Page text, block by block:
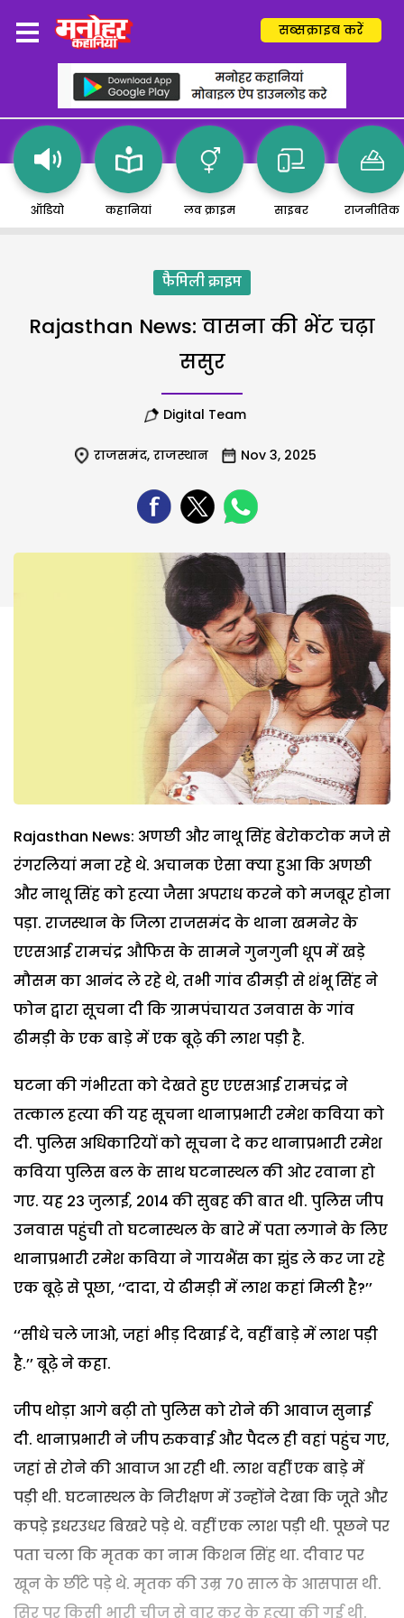
सब्सक्राइब करें
ऑडियो कहानियां लव क्राइम साइबर राजनीतिक
फैमिली क्राइम
Rajasthan News: वासना की भेंट चढ़ा
ससुर
Digital Team
राजसमंद, राजस्थान Nov 3, 2025
Rajasthan News: अणछी और नाथू सिंह बेरोकटोक मजे से
रंगरलियां मना रहे थे. अचानक ऐसा क्या हुआ कि अणछी
और नाथू सिंह को हत्या जैसा अपराध करने को मजबूर होना
पड़ा. राजस्थान के जिला राजसमंद के थाना खमनेर के
एएसआई रामचंद्र औफिस के सामने गुनगुनी धूप में खड़े
मौसम का आनंद ले रहे थे, तभी गांव ढीमड़ी से शंभू सिंह ने
फोन द्वारा सूचना दी कि ग्रामपंचायत उनवास के गांव
ढीमड़ी के एक बाड़े में एक बूढ़े की लाश पड़ी है.
घटना की गंभीरता को देखते हुए एएसआई रामचंद्र ने
तत्काल हत्या की यह सूचना थानाप्रभारी रमेश कविया को
दी. पुलिस अधिकारियों को सूचना दे कर थानाप्रभारी रमेश
कविया पुलिस बल के साथ घटनास्थल की ओर रवाना हो
गए. यह 23 जुलाई, 2014 की सुबह की बात थी. पुलिस जीप
उनवास पहुंची तो घटनास्थल के बारे में पता लगाने के लिए
थानाप्रभारी रमेश कविया ने गायभैंस का झुंड ले कर जा रहे
एक बूढ़े से पूछा, ‘‘दादा, ये ढीमड़ी में लाश कहां मिली है?’’
‘‘सीधे चले जाओ, जहां भीड़ दिखाई दे, वहीं बाड़े में लाश पड़ी
है.’’ बूढ़े ने कहा.
जीप थोड़ा आगे बढ़ी तो पुलिस को रोने की आवाज सुनाई
दी. थानाप्रभारी ने जीप रुकवाई और पैदल ही वहां पहुंच गए,
जहां से रोने की आवाज आ रही थी. लाश वहीं एक बाड़े में
पड़ी थी. घटनास्थल के निरीक्षण में उन्होंने देखा कि जूते और
कपड़े इधरउधर बिखरे पड़े थे. वहीं एक लाश पड़ी थी. पूछने पर
पता चला कि मृतक का नाम किशन सिंह था. दीवार पर
खून के छींटे पड़े थे. मृतक की उम्र 70 साल के आसपास थी.
सिर पर किसी भारी चीज से वार कर के हत्या की गई थी.